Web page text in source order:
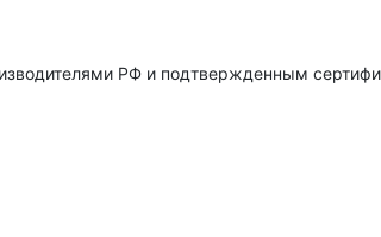
РФ и подтвержденным